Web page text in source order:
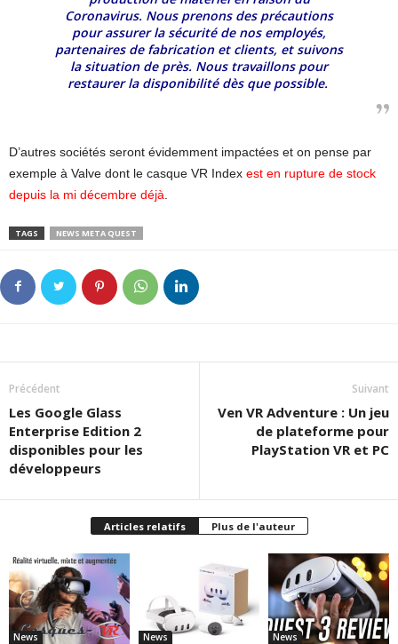
Coronavirus. Nous prenons des précautions
pour assurer la sécurité de nos employés,
partenaires de fabrication et clients, et suivons
la situation de près. Nous travaillons pour
restaurer la disponibilité dès que possible.
D’autres sociétés seront évidemment impactées et on pense par
exemple à Valve dont le casque VR Index est en rupture de stock
depuis la mi décembre déjà.
TAGS NEWS META QUEST
Précédent
Les Google Glass
Enterprise Edition 2
disponibles pour les
développeurs
Suivant
Ven VR Adventure : Un jeu
de plateforme pour
PlayStation VR et PC
Articles relatifs Plus de l'auteur
News News News